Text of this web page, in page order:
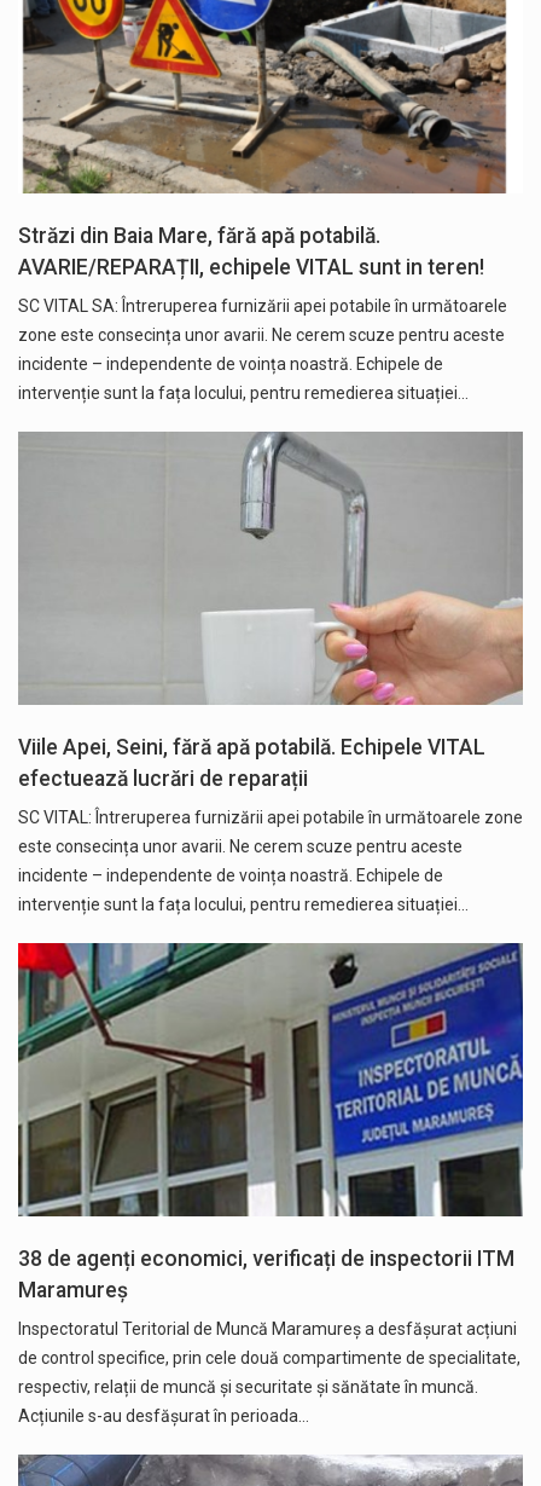
Străzi din Baia Mare, fără apă potabilă.
AVARIE/REPARAȚII, echipele VITAL sunt in teren!
SC VITAL SA: Întreruperea furnizării apei potabile în următoarele
zone este consecința unor avarii. Ne cerem scuze pentru aceste
incidente – independente de voința noastră. Echipele de
intervenție sunt la fața locului, pentru remedierea situației…
Viile Apei, Seini, fără apă potabilă. Echipele VITAL
efectuează lucrări de reparații
SC VITAL: Întreruperea furnizării apei potabile în următoarele zone
este consecința unor avarii. Ne cerem scuze pentru aceste
incidente – independente de voința noastră. Echipele de
intervenție sunt la fața locului, pentru remedierea situației…
38 de agenți economici, verificați de inspectorii ITM
Maramureș
Inspectoratul Teritorial de Muncă Maramureș a desfășurat acțiuni
de control specifice, prin cele două compartimente de specialitate,
respectiv, relații de muncă și securitate și sănătate în muncă.
Acțiunile s-au desfășurat în perioada…